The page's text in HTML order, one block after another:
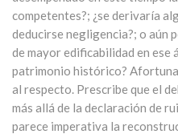
competentes?; ¿se derivaría
deducirse negligencia?; o aún
de mayor edificabilidad en ese
patrimonio histórico?
al respecto. Prescribe que el
más allá de la declaración de
parece imperativa la